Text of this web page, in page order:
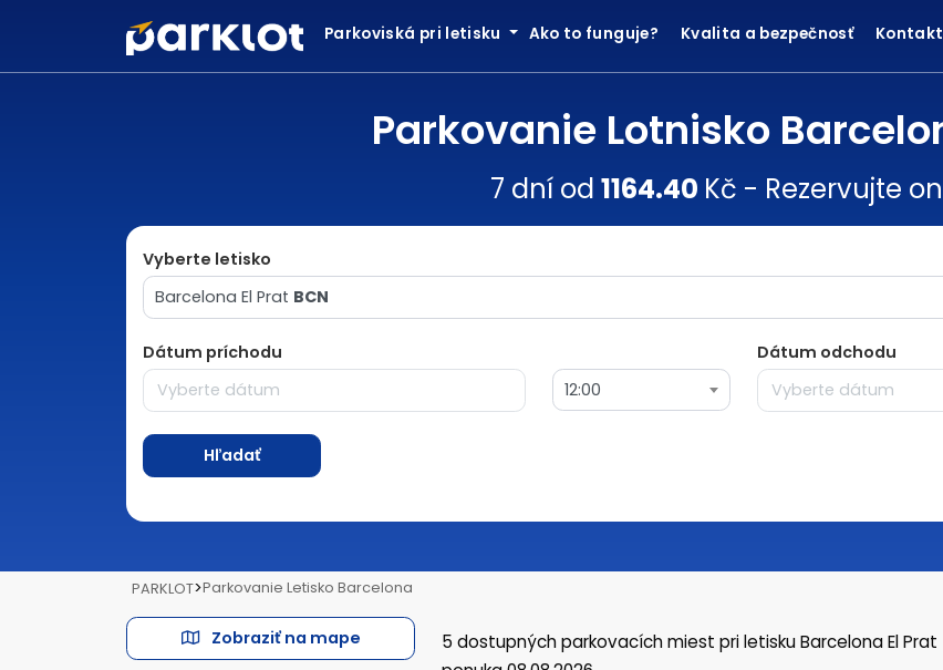
Parkoviská pri letisku Ako to funguje? Kvalita a bezpečnosť Kontakt
Parkovanie Lotnisko
7 dní od 1164.40 Kč - Rezervujte
Vyberte letisko
Barcelona El Prat BCN
Dátum príchodu
12:00
Dátum odchodu
Hľadať
PARKLOT>Parkovanie Letisko Barcelona
Zobraziť na mape 5 dostupných parkovacích miest pri letisku Barcelona El Prat